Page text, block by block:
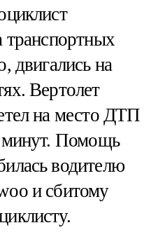
транспортных
двигались на
Вертолет
на место ДТП
минут. Помощь
водителю
и сбитому